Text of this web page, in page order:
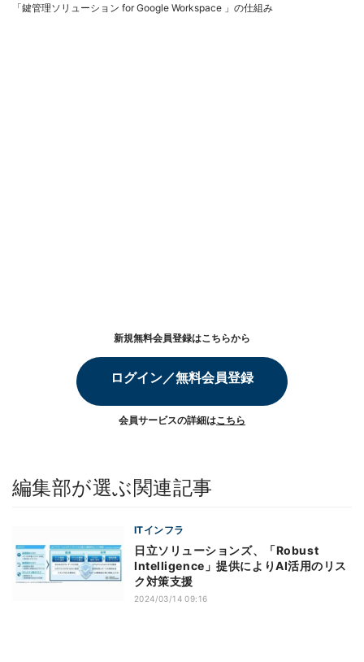
「鍵管理ソリューション for Google Workspace 」の仕組み
新規無料会員登録はこちらから
ログイン／無料会員登録
会員サービスの詳細はこちら
編集部が選ぶ関連記事
ITインフラ
日立ソリューションズ、「Robust
Intelligence」提供によりAI活用のリス
ク対策支援
2024/03/14 09:16